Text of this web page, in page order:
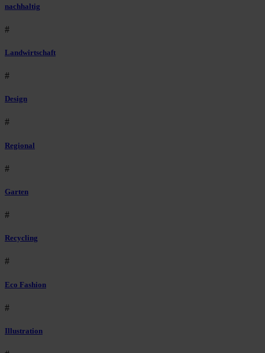
nachhaltig
#
Landwirtschaft
#
Design
#
Regional
#
Garten
#
Recycling
#
Eco Fashion
#
Illustration